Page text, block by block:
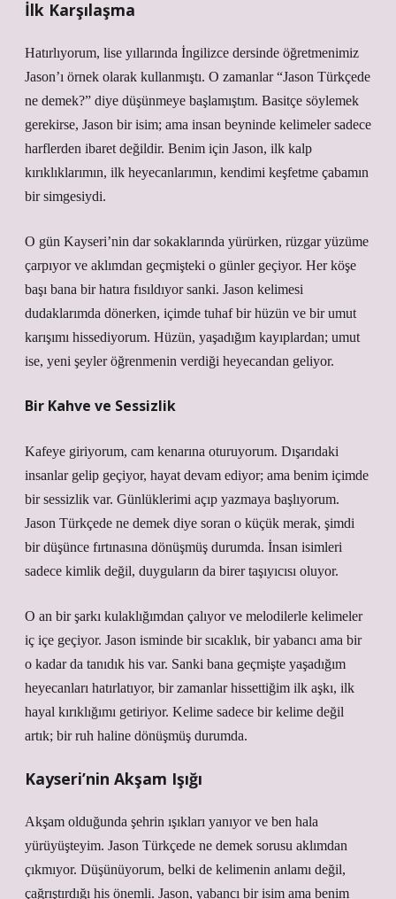
İlk Karşılaşma
Hatırlıyorum, lise yıllarında İngilizce dersinde öğretmenimiz
Jason’ı örnek olarak kullanmıştı. O zamanlar “Jason Türkçede
ne demek?” diye düşünmeye başlamıştım. Basitçe söylemek
gerekirse, Jason bir isim; ama insan beyninde kelimeler sadece
harflerden ibaret değildir. Benim için Jason, ilk kalp
kırıklıklarımın, ilk heyecanlarımın, kendimi keşfetme çabamın
bir simgesiydi.
O gün Kayseri’nin dar sokaklarında yürürken, rüzgar yüzüme
çarpıyor ve aklımdan geçmişteki o günler geçiyor. Her köşe
başı bana bir hatıra fısıldıyor sanki. Jason kelimesi
dudaklarımda dönerken, içimde tuhaf bir hüzün ve bir umut
karışımı hissediyorum. Hüzün, yaşadığım kayıplardan; umut
ise, yeni şeyler öğrenmenin verdiği heyecandan geliyor.
Bir Kahve ve Sessizlik
Kafeye giriyorum, cam kenarına oturuyorum. Dışarıdaki
insanlar gelip geçiyor, hayat devam ediyor; ama benim içimde
bir sessizlik var. Günlüklerimi açıp yazmaya başlıyorum.
Jason Türkçede ne demek diye soran o küçük merak, şimdi
bir düşünce fırtınasına dönüşmüş durumda. İnsan isimleri
sadece kimlik değil, duyguların da birer taşıyıcısı oluyor.
O an bir şarkı kulaklığımdan çalıyor ve melodilerle kelimeler
iç içe geçiyor. Jason isminde bir sıcaklık, bir yabancı ama bir
o kadar da tanıdık his var. Sanki bana geçmişte yaşadığım
heyecanları hatırlatıyor, bir zamanlar hissettiğim ilk aşkı, ilk
hayal kırıklığımı getiriyor. Kelime sadece bir kelime değil
artık; bir ruh haline dönüşmüş durumda.
Kayseri’nin Akşam Işığı
Akşam olduğunda şehrin ışıkları yanıyor ve ben hala
yürüyüşteyim. Jason Türkçede ne demek sorusu aklımdan
çıkmıyor. Düşünüyorum, belki de kelimenin anlamı değil,
çağrıştırdığı his önemli. Jason, yabancı bir isim ama benim